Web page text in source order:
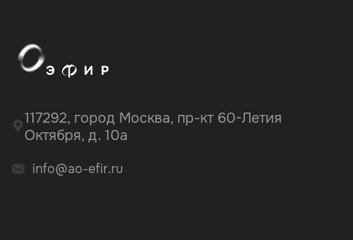
117292, город Москва, пр-кт 60-Летия
Октября, д. 10а
info@ao-efir.ru